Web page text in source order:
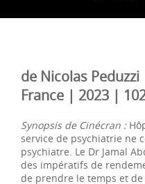
de Nicolas Peduzzi
France | 2023 |
Synopsis de Cinécran :
service de psychiatrie ne
psychiatre. Le Dr Jamal
des impératifs de
de prendre le temps et